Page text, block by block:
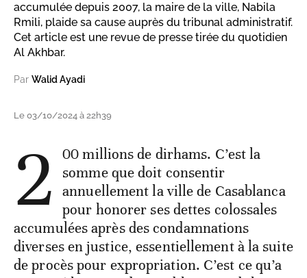
accumulée depuis 2007, la maire de la ville, Nabila
Rmili, plaide sa cause auprès du tribunal administratif.
Cet article est une revue de presse tirée du quotidien
Al Akhbar.
Par Walid Ayadi
Le 03/10/2024 à 22h39
2
00 millions de dirhams. C’est la
somme que doit consentir
annuellement la ville de Casablanca
pour honorer ses dettes colossales
accumulées après des condamnations
diverses en justice, essentiellement à la suite
de procès pour expropriation. C’est ce qu’a